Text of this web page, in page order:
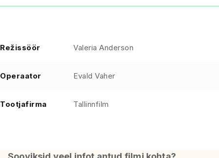
Režissöör Valeria Anderson
Operaator Evald Vaher
Tootjafirma Tallinnfilm